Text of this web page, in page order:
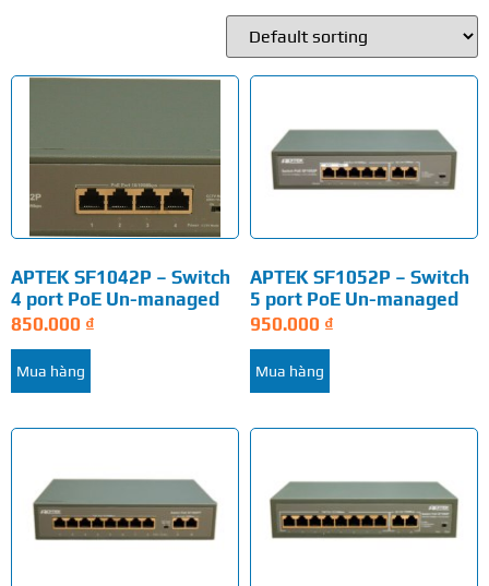
APTEK SF1042P – Switch
4 port PoE Un-managed
850.000 ₫
Mua hàng
APTEK SF1052P – Switch
5 port PoE Un-managed
950.000 ₫
Mua hàng